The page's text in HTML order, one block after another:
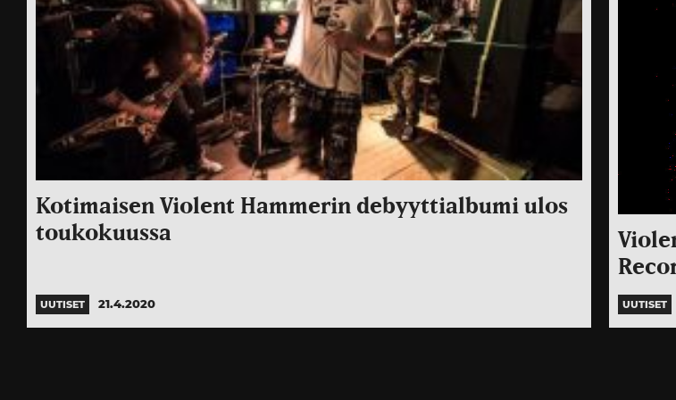
Kotimaisen Violent Hammerin debyyttialbumi ulos
toukokuussa
UUTISET 21.4.2020 UUTISET